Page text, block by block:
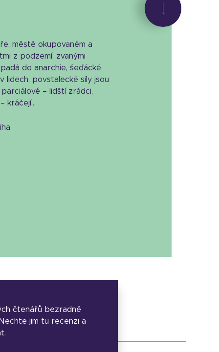
městě okupovaném a
z podzemí, zvanými
do anarchie, šeďácké
lidech, povstalecké síly jsou
– lidští zrádci,
kráčejí...
čtenářů bezradně
jim tu recenzi a